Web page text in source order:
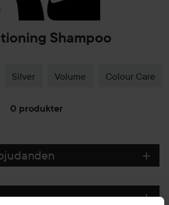
Shampoo
Silver Volume Colour Care
0 produkter